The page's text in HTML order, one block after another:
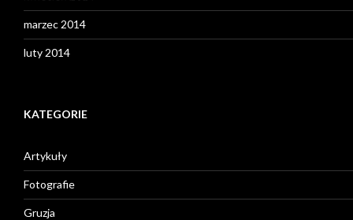
marzec 2014
luty 2014
KATEGORIE
Artykuły
Fotografie
Gruzja